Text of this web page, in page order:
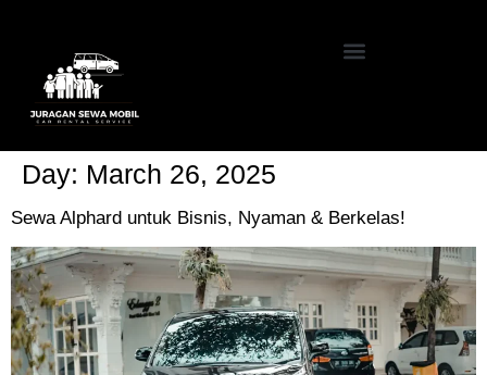
Day: March 26, 2025
Sewa Alphard untuk Bisnis, Nyaman & Berkelas!